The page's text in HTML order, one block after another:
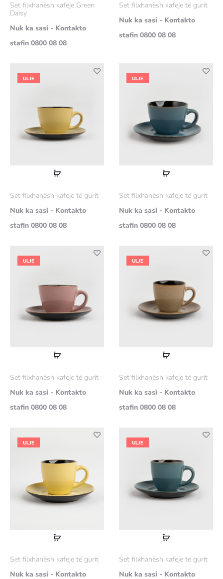
Set filxhanësh kafeje Green
Daisy
Nuk ka sasi - Kontakto
stafin 0800 08 08
Set filxhanësh kafeje të gurit
Nuk ka sasi - Kontakto
stafin 0800 08 08
ULJE
Lexoni
shumë
Set filxhanësh kafeje të gurit
Nuk ka sasi - Kontakto
stafin 0800 08 08
ULJE
Lexoni
shumë
Set filxhanësh kafeje të gurit
Nuk ka sasi - Kontakto
stafin 0800 08 08
ULJE
Lexoni
shumë
Set filxhanësh kafeje të gurit
Nuk ka sasi - Kontakto
stafin 0800 08 08
ULJE
Lexoni
shumë
Set filxhanësh kafeje të gurit
Nuk ka sasi - Kontakto
stafin 0800 08 08
ULJE
Lexoni
Set filxhanësh kafeje të gurit
Nuk ka sasi - Kontakto
ULJE
Lexoni
Set filxhanësh kafeje të gurit
Nuk ka sasi - Kontakto